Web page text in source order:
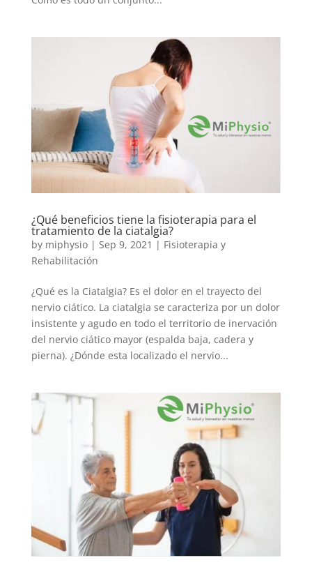
¿Qué beneficios tiene la fisioterapia para el
tratamiento de la ciatalgia?
by miphysio| Sep 9, 2021 | Fisioterapia y
Rehabilitación
¿Qué es la Ciatalgia? Es el dolor en el trayecto del
nervio ciático. La ciatalgia se caracteriza por un dolor
insistente y agudo en todo el territorio de inervación
del nervio ciático mayor (espalda baja, cadera y
pierna). ¿Dónde esta localizado el nervio...